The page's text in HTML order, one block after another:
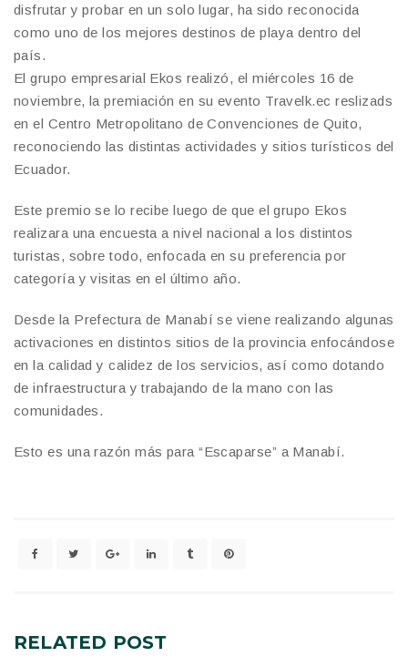
disfrutar y probar en un solo lugar, ha sido reconocida
como uno de los mejores destinos de playa dentro del
país.
El grupo empresarial Ekos realizó, el miércoles 16 de
noviembre, la premiación en su evento Travelk.ec reslizads
en el Centro Metropolitano de Convenciones de Quito,
reconociendo las distintas actividades y sitios turísticos del
Ecuador.
Este premio se lo recibe luego de que el grupo Ekos
realizara una encuesta a nivel nacional a los distintos
turistas, sobre todo, enfocada en su preferencia por
categoría y visitas en el último año.
Desde la Prefectura de Manabí se viene realizando algunas
activaciones en distintos sitios de la provincia enfocándose
en la calidad y calidez de los servicios, así como dotando
de infraestructura y trabajando de la mano con las
comunidades.
Esto es una razón más para “Escaparse” a Manabí.
RELATED POST